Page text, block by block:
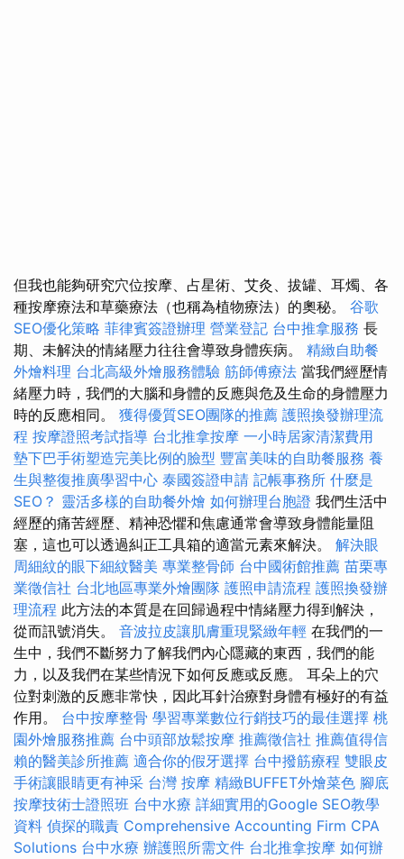
但我也能夠研究穴位按摩、占星術、艾灸、拔罐、耳燭、各
種按摩療法和草藥療法（也稱為植物療法）的奧秘。 谷歌
SEO優化策略 菲律賓簽證辦理 營業登記 台中推拿服務 長
期、未解決的情緒壓力往往會導致身體疾病。 精緻自助餐
外燴料理 台北高級外燴服務體驗 筋師傅療法 當我們經歷情
緒壓力時，我們的大腦和身體的反應與危及生命的身體壓力
時的反應相同。 獲得優質SEO團隊的推薦 護照換發辦理流
程 按摩證照考試指導 台北推拿按摩 一小時居家清潔費用
墊下巴手術塑造完美比例的臉型 豐富美味的自助餐服務 養
生與整復推廣學習中心 泰國簽證申請 記帳事務所 什麼是
SEO？ 靈活多樣的自助餐外燴 如何辦理台胞證 我們生活中
經歷的痛苦經歷、精神恐懼和焦慮通常會導致身體能量阻
塞，這也可以透過糾正工具箱的適當元素來解決。 解決眼
周細紋的眼下細紋醫美 專業整骨師 台中國術館推薦 苗栗專
業徵信社 台北地區專業外燴團隊 護照申請流程 護照換發辦
理流程 此方法的本質是在回歸過程中情緒壓力得到解決，
從而訊號消失。 音波拉皮讓肌膚重現緊緻年輕 在我們的一
生中，我們不斷努力了解我們內心隱藏的東西，我們的能
力，以及我們在某些​​情況下如何反應或反應。 耳朵上的穴
位對刺激的反應非常快，因此耳針治療對身體有極好的有益
作用。 台中按摩整骨 學習專業數位行銷技巧的最佳選擇 桃
園外燴服務推薦 台中頭部放鬆按摩 推薦徵信社 推薦值得信
賴的醫美診所推薦 適合你的假牙選擇 台中撥筋療程 雙眼皮
手術讓眼睛更有神采 台灣 按摩 精緻BUFFET外燴菜色 腳底
按摩技術士證照班 台中水療 詳細實用的Google SEO教學
資料 偵探的職責 Comprehensive Accounting Firm CPA
Solutions 台中水療 辦護照所需文件 台北推拿按摩 如何辦